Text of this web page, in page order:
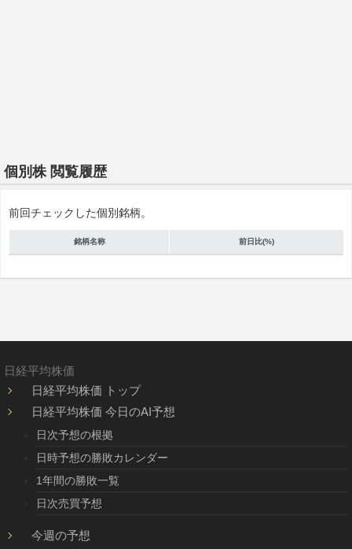
個別株 閲覧履歴
前回チェックした個別銘柄。
銘柄名称 前日比(%)
日経平均株価
日経平均株価 トップ
日経平均株価 今日のAI予想
日次予想の根拠
日時予想の勝敗カレンダー
1年間の勝敗一覧
日次売買予想
今週の予想